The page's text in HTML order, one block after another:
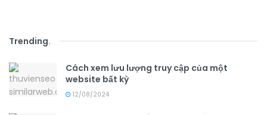
Trending.
Cách xem lưu lượng truy cập của một
website bất kỳ
12/08/2024